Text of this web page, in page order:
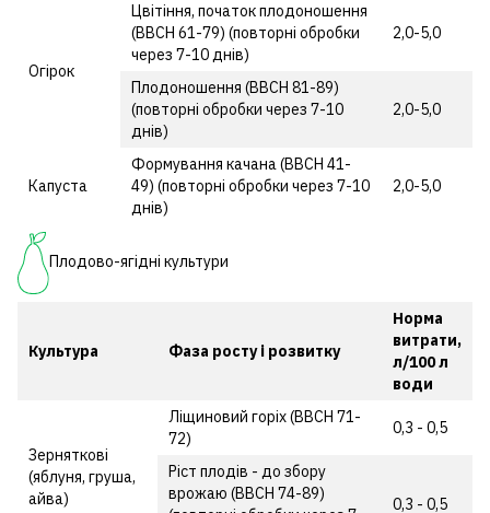
Огірок
Цвітіння, початок плодоношення
(ВВСН 61-79) (повторні обробки
через 7-10 днів)
2,0-5,0
Плодоношення (ВВСН 81-89)
(повторні обробки через 7-10
днів)
2,0-5,0
Капуста
Формування качана (ВВСН 41-
49) (повторні обробки через 7-10
днів)
2,0-5,0
Плодово-ягідні культури
Культура Фаза росту і розвитку
Норма
витрати,
л/100 л
води
Зерняткові
(яблуня, груша,
айва)
Ліщиновий горіх (ВВСН 71-
72)
0,3 - 0,5
Ріст плодів - до збору
врожаю (ВВСН 74-89)
0,3 - 0,5